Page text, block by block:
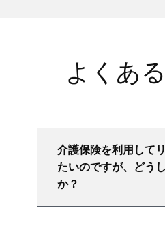
よくあ
介護保険を利用して
たいのですが、どう
か？